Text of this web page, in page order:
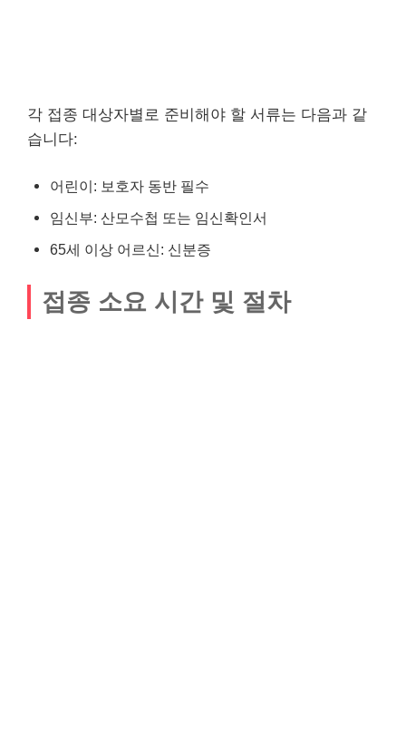
각 접종 대상자별로 준비해야 할 서류는 다음과 같
습니다:
어린이: 보호자 동반 필수
임신부: 산모수첩 또는 임신확인서
65세 이상 어르신: 신분증
접종 소요 시간 및 절차